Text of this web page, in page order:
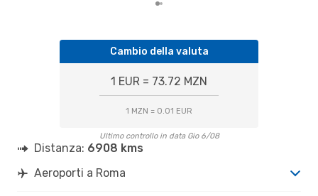
Cambio della valuta
1 EUR = 73.72 MZN
1 MZN = 0.01 EUR
Ultimo controllo in data Gio 6/08
Distanza: 6908 kms
Aeroporti a Roma